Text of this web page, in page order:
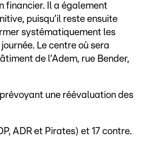
financier. Il a également
puisqu’il reste ensuite
systématiquement les
Le centre où sera
de l’Adem, rue Bender,
une réévaluation des
ADR et Pirates) et 17 contre.